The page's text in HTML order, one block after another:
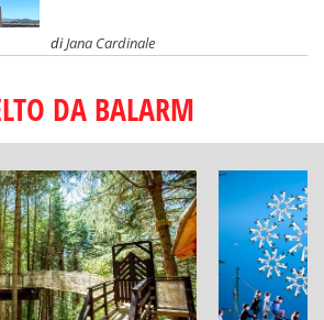
diJana Cardinale
DA BALARM